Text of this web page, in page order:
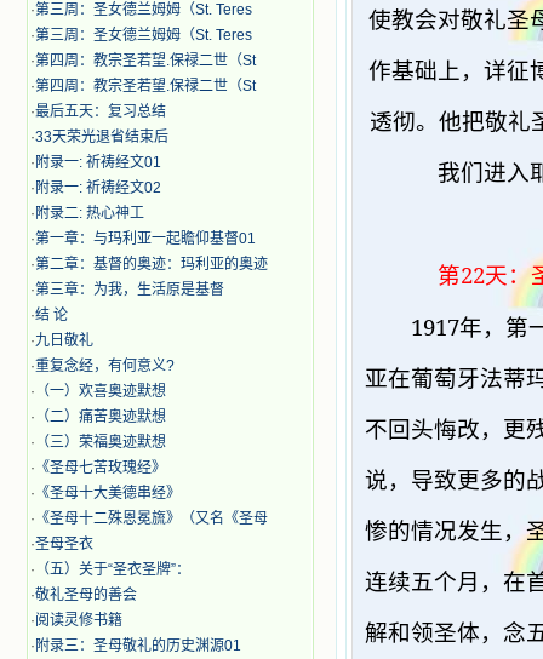
·第三周：圣女德兰姆姆（St. Teres
·第三周：圣女德兰姆姆（St. Teres
·第四周：教宗圣若望.保禄二世（St
·第四周：教宗圣若望.保禄二世（St
·最后五天：复习总结
·33天荣光退省结束后
· 附录一: 祈祷经文01
· 附录一: 祈祷经文02
· 附录二: 热心神工
·第一章：与玛利亚一起瞻仰基督01
·第二章：基督的奥迹：玛利亚的奥迹
·第三章：为我，生活原是基督
·结 论
·九日敬礼
·重复念经，有何意义?
· （一）欢喜奥迹默想
· （二）痛苦奥迹默想
· （三）荣福奥迹默想
· 《圣母七苦玫瑰经》
· 《圣母十大美德串经》
· 《圣母十二殊恩冕旒》（又名《圣母
·圣母圣衣
· （五）关于“圣衣圣牌”：
·敬礼圣母的善会
·阅读灵修书籍
· 附录三：圣母敬礼的历史渊源01
使教会对敬礼圣
作基础上，详征
透彻。他把敬礼
我们进入
第22天：
1917年，第
亚在葡萄牙法蒂
不回头悔改，更
说，导致更多的
惨的情况发生，
连续五个月，在
解和领圣体，念